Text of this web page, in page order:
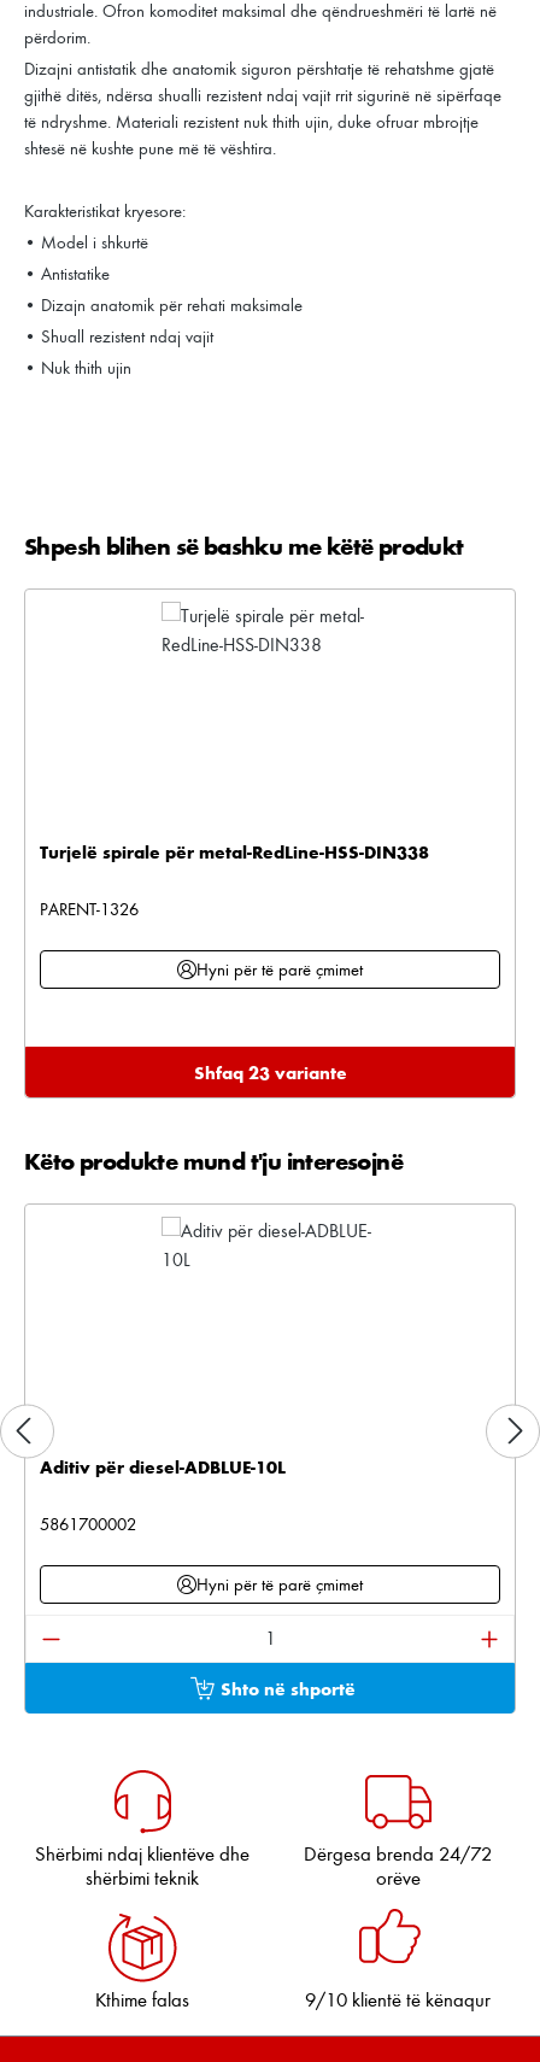
industriale. Ofron komoditet maksimal dhe qëndrueshmëri të lartë në
përdorim.
Dizajni antistatik dhe anatomik siguron përshtatje të rehatshme gjatë
gjithë ditës, ndërsa shualli rezistent ndaj vajit rrit sigurinë në sipërfaqe
të ndryshme. Materiali rezistent nuk thith ujin, duke ofruar mbrojtje
shtesë në kushte pune më të vështira.
Karakteristikat kryesore:
• Model i shkurtë
• Antistatike
• Dizajn anatomik për rehati maksimale
• Shuall rezistent ndaj vajit
• Nuk thith ujin
Kalo galerinë e produktit
Shpesh blihen së bashku me këtë produkt
Turjelë spirale për metal-RedLine-HSS-DIN338
PARENT-1326
Hyni për të parë çmimet
Shfaq 23 variante
Kalo galerinë e produktit
Këto produkte mund t'ju interesojnë
Aditiv për diesel-ADBLUE-10L
5861700002
Hyni për të parë çmimet
Sasia e produktit: Shkruani sasinë e dëshiruar
Shto në shportë
Shërbimi ndaj klientëve dhe
shërbimi teknik
Dërgesa brenda 24/72
orëve
Kthime falas 9/10 klientë të kënaqur